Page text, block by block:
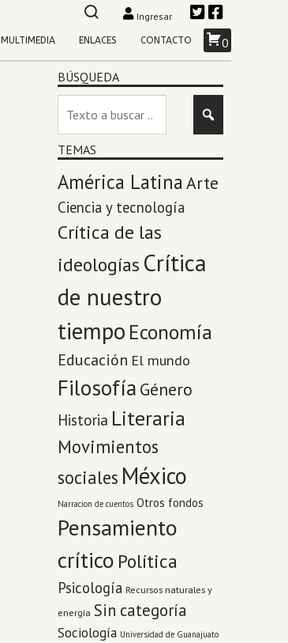
Ingresar
0
MULTIMEDIA ENLACES CONTACTO
BÚSQUEDA
TEMAS
América LatinaArte
Ciencia y tecnología
Crítica de las
ideologías Crítica
de nuestro
tiempo Economía
Educación El mundo
Filosofía Género
Historia Literaria
Movimientos
sociales México
Narracion de cuentos Otros fondos
Pensamiento
crítico Política
Psicología Recursos naturales y
energía Sin categoría
Sociología Universidad de Guanajuato